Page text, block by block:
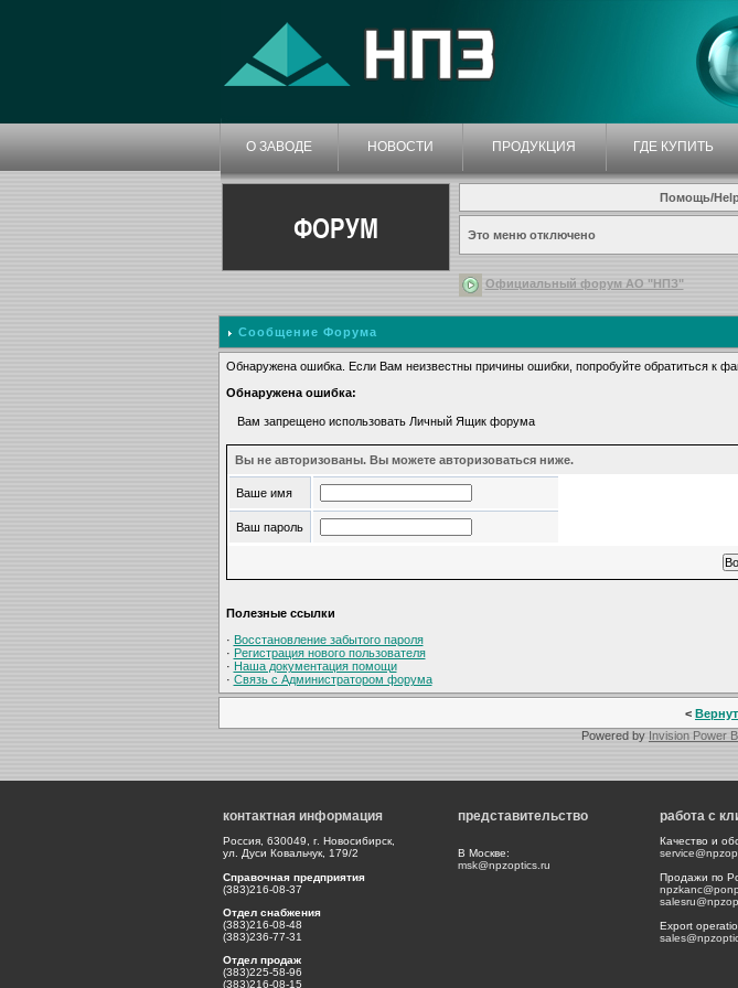
О ЗАВОДЕ НОВОСТИ ПРОДУКЦИЯ ГДЕ КУПИТЬ
ФОРУМ
Помощь/
Это меню отключено
Официальный форум АО "НПЗ"
Сообщение Форума
Обнаружена ошибка. Если Вам неизвестны причины ошибки, попробуйте обратиться к
Обнаружена ошибка:
Вам запрещено использовать Личный Ящик форума
Вы не авторизованы. Вы можете авторизоваться ниже.
Ваше имя
Ваш пароль
Полезные ссылки
· Восстановление забытого пароля
· Регистрация нового пользователя
· Наша документация помощи
· Связь с Администратором форума
<
Powered by Invision Power
контактная информация
Россия, 630049, г. Новосибирск,
ул. Дуси Ковальчук, 179/2
Справочная предприятия
(383)216-08-37
Отдел снабжения
(383)216-08-48
(383)236-77-31
Отдел продаж
(383)225-58-96
(383)216-08-15
представительство
В Москве:
msk@npzoptics.ru
работа с
Качество и
Продажи по
Export